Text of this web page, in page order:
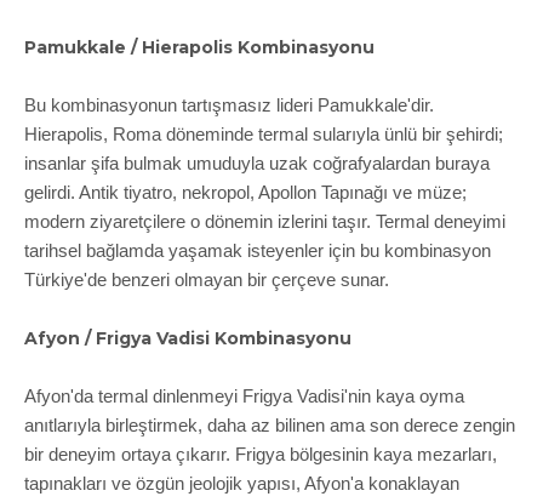
Pamukkale / Hierapolis Kombinasyonu
Bu kombinasyonun tartışmasız lideri Pamukkale'dir.
Hierapolis, Roma döneminde termal sularıyla ünlü bir şehirdi;
insanlar şifa bulmak umuduyla uzak coğrafyalardan buraya
gelirdi. Antik tiyatro, nekropol, Apollon Tapınağı ve müze;
modern ziyaretçilere o dönemin izlerini taşır. Termal deneyimi
tarihsel bağlamda yaşamak isteyenler için bu kombinasyon
Türkiye'de benzeri olmayan bir çerçeve sunar.
Afyon / Frigya Vadisi Kombinasyonu
Afyon'da termal dinlenmeyi Frigya Vadisi'nin kaya oyma
anıtlarıyla birleştirmek, daha az bilinen ama son derece zengin
bir deneyim ortaya çıkarır. Frigya bölgesinin kaya mezarları,
tapınakları ve özgün jeolojik yapısı, Afyon'a konaklayan